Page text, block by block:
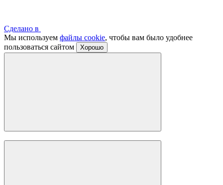
Сделано в
Мы используем файлы cookie, чтобы вам было удобнее
пользоваться сайтом
Хорошо